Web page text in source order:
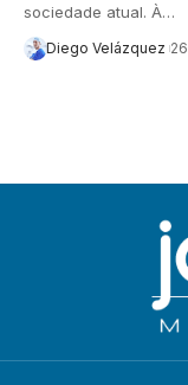
sociedade atual. À…
Diego Velázquez